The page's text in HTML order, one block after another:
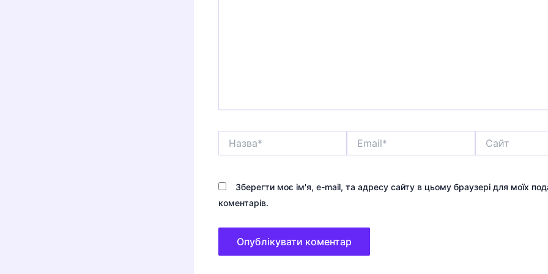
Зберегти моє ім'я, e-mail, та адресу сайту в цьому браузері для моїх
коментарів.